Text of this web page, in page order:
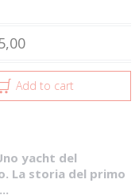
Add to cart
yacht del
La storia del primo